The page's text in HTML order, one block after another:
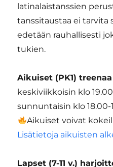
latinalaistanssien
tanssitaustaa ei tarvita
edetään rauhallisesti
tukien.
Aikuiset (PK1)
keskiviikkoisin klo
sunnuntaisin klo 18.00-
Aikuiset voivat
Lisätietoja aikuisten
Lapset (7-11 v.)